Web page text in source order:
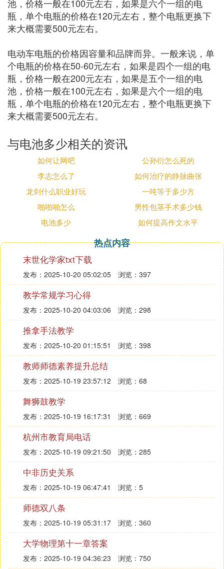
池，价格一般在100元左右，如果是六个一组的电
瓶，单个电瓶的价格在120元左右，整个电瓶更换下
来大概需要500元左右。
电动车电瓶的价格因容量和品牌而异。一般来说，单
个电瓶的价格在50-60元左右，如果是四个一组的电
瓶，价格一般在200元左右，如果是五个一组的电
池，价格一般在100元左右，如果是六个一组的电
瓶，单个电瓶的价格在120元左右，整个电瓶更换下
来大概需要500元左右。
与电池多少相关的资讯
如何让网吧
公孙衍怎么死的
李志怎么了
如何治疗的静脉曲张
龙剑什么职业好玩
一吨等于多少方
啪啪啪怎么
男性包茎手术多少钱
电池多少
如何提高作文水平
热点内容
末世化学家txt下载
发布：2025-10-20 05:02:05 浏览：397
教学常规学习心得
发布：2025-10-20 04:03:06 浏览：298
推拿手法教学
发布：2025-10-20 01:15:51 浏览：398
教师师德素养提升总结
发布：2025-10-19 23:57:12 浏览：68
舞狮鼓教学
发布：2025-10-19 16:17:31 浏览：669
杭州市教育局电话
发布：2025-10-19 09:21:50 浏览：285
中非历史关系
发布：2025-10-19 06:47:41 浏览：5
师德双八条
发布：2025-10-19 05:31:17 浏览：360
大学物理第十一章答案
发布：2025-10-19 04:36:23 浏览：750